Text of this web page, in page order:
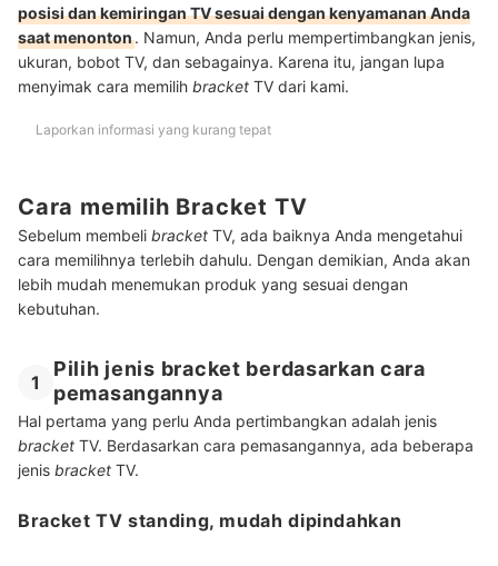
posisi dan kemiringan TV sesuai dengan kenyamanan Anda
saat menonton. Namun, Anda perlu mempertimbangkan jenis,
ukuran, bobot TV, dan sebagainya. Karena itu, jangan lupa
menyimak cara memilih bracket TV dari kami.
Laporkan informasi yang kurang tepat
Cara memilih Bracket TV
Sebelum membeli bracket TV, ada baiknya Anda mengetahui
cara memilihnya terlebih dahulu. Dengan demikian, Anda akan
lebih mudah menemukan produk yang sesuai dengan
kebutuhan.
1
Pilih jenis bracket berdasarkan cara
pemasangannya
Hal pertama yang perlu Anda pertimbangkan adalah jenis
bracket TV. Berdasarkan cara pemasangannya, ada beberapa
jenis bracket TV.
Bracket TV standing, mudah dipindahkan